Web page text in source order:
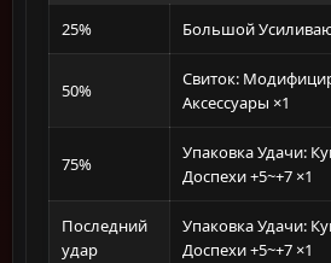
25% Большой
50%
Свиток:
Аксессуары ×1
75%
Упаковка Удачи:
Доспехи +5~+7 ×1
Последний
удар
Упаковка Удачи:
Доспехи +5~+7 ×1